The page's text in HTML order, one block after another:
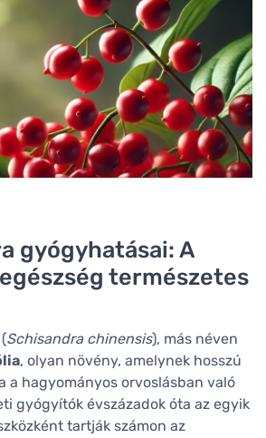
gyógyhatásai: A
természetes
Schisandra chinensis), más néven
, olyan növény, amelynek hosszú
a hagyományos orvoslásban való
gyógyítók évszázadok óta az egyik
tartják számon az